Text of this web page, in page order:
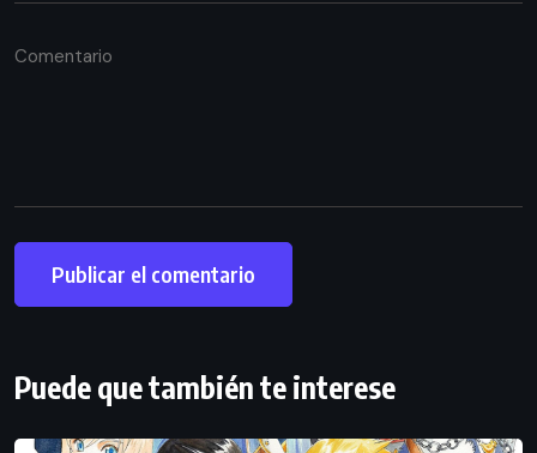
Puede que también te interese